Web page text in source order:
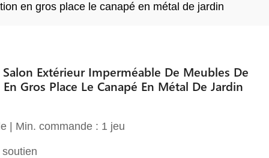
en gros place le canapé en métal de jardin
Extérieur Imperméable De Meubles De
Gros Place Le Canapé En Métal De Jardin
| Min. commande : 1 jeu